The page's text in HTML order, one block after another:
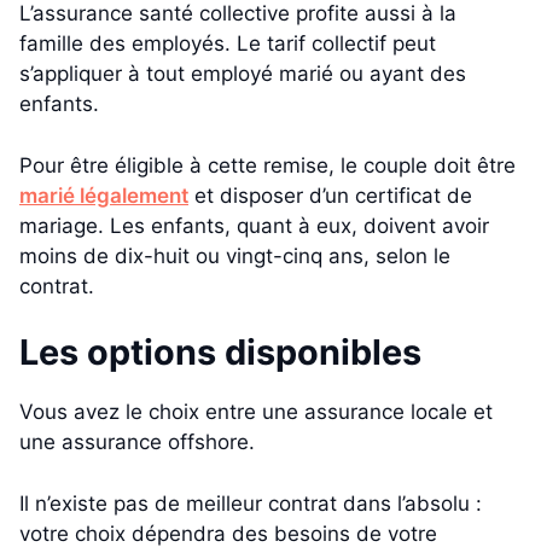
L’assurance santé collective profite aussi à la
famille des employés. Le tarif collectif peut
s’appliquer à tout employé marié ou ayant des
enfants.
Pour être éligible à cette remise, le couple doit être
marié légalement et disposer d’un certificat de
mariage. Les enfants, quant à eux, doivent avoir
moins de dix-huit ou vingt-cinq ans, selon le
contrat.
Les options disponibles
Vous avez le choix entre une assurance locale et
une assurance offshore.
Il n’existe pas de meilleur contrat dans l’absolu :
votre choix dépendra des besoins de votre